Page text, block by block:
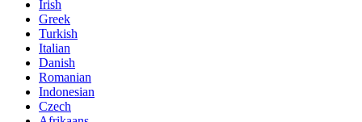
Irish
Greek
Turkish
Italian
Danish
Romanian
Indonesian
Czech